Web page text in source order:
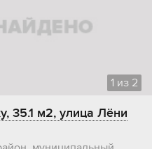
1 из 2
35.1 м2, улица Лёни